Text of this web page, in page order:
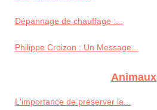
Dépannage de chauffage :...
Philippe Croizon : Un Message...
Animaux
L'importance de préserver la...